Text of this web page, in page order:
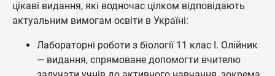
цікаві видання, які водночас цілком відповідають
актуальним вимогам освіти в Україні:
Лабораторні роботи з біології 11 клас І. Олійник
— видання, спрямоване допомогти вчителю